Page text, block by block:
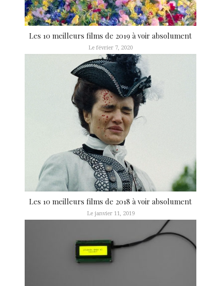
Les 10 meilleurs films de 2019 à voir absolument
Le février 7, 2020
Les 10 meilleurs films de 2018 à voir absolument
Le janvier 11, 2019